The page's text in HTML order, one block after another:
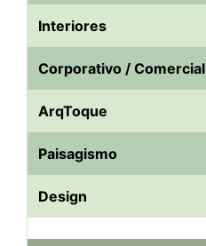
Interiores
Corporativo / Comercial
ArqToque
Paisagismo
Design